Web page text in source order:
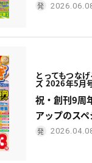
とってもつな
ズ 2026年5月
祝・創刊9周
アップのス